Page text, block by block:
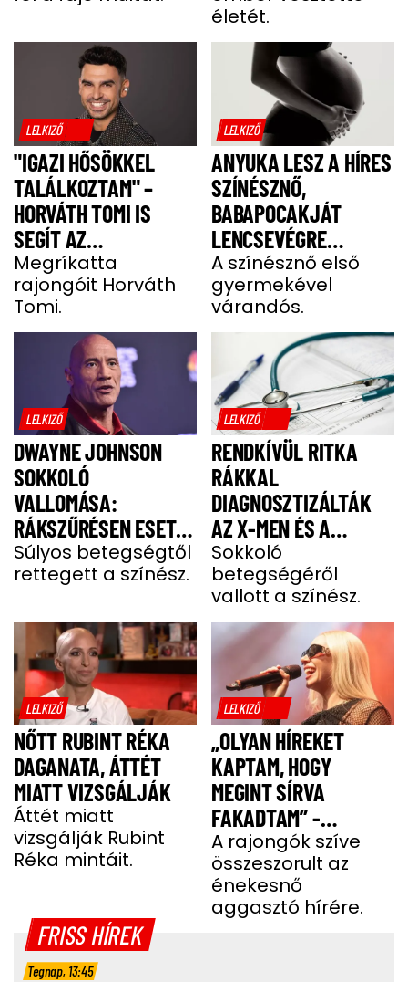
életét.
LELKIZŐ
"IGAZI HŐSÖKKEL
TALÁLKOZTAM" –
HORVÁTH TOMI IS
SEGÍT AZ
IZOMSORVADÁSOS
ALEXNEK
Megríkatta
rajongóit Horváth
Tomi.
LELKIZŐ
ANYUKA LESZ A HÍRES
SZÍNÉSZNŐ,
BABAPOCAKJÁT
LENCSEVÉGRE
KAPTÁK
A színésznő első
gyermekével
várandós.
LELKIZŐ
DWAYNE JOHNSON
SOKKOLÓ
VALLOMÁSA:
RÁKSZŰRÉSEN ESETT
ÁT A SZÍNÉSZ EGY
FÁJDALMAS CSOMÓ
Súlyos betegségtől
rettegett a színész.
LELKIZŐ
RENDKÍVÜL RITKA
RÁKKAL
DIAGNOSZTIZÁLTÁK
AZ X-MEN ÉS A
DEADPOOL SZTÁRJÁT
Sokkoló
betegségéről
vallott a színész.
LELKIZŐ
NŐTT RUBINT RÉKA
DAGANATA, ÁTTÉT
MIATT VIZSGÁLJÁK
Áttét miatt
vizsgálják Rubint
Réka mintáit.
LELKIZŐ
„OLYAN HÍREKET
KAPTAM, HOGY
MEGINT SÍRVA
FAKADTAM” -
TELJESEN ÖSSZETÖRT
MISS MOOD
A rajongók szíve
összeszorult az
énekesnő
aggasztó hírére.
FRISS HÍREK
Tegnap, 13:45